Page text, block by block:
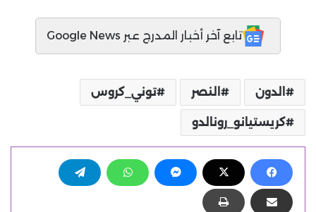
تابع آخر أخبار المدرج عبر Google News
الدون النصر توني_كروس
كريستيانو_رونالدو